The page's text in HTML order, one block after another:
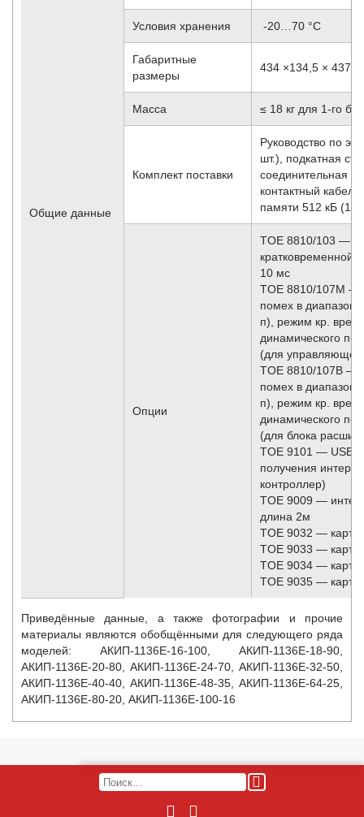
Общие данные
Условия хранения -20…70 °С
Габаритные
размеры
434 ×134,5 × 437
Масса ≤ 18 кг для 1-го
Комплект поставки
Руководство по
шт.), подкатная
соединительная
контактный
памяти 512 кБ (1
Опции
TOE 8810/103 —
кратковременной
10 мс
TOE 8810/107M —
помех в
п), режим кр. врем.
динамического
(для
TOE 8810/107B —
помех в
п), режим кр. врем.
динамического
(для блока
TOE 9101 — USB-
получения
контроллер)
TOE 9009 —
длина 2м
TOE 9032 — карта
TOE 9033 — карта
TOE 9034 —
TOE 9035 —
Приведённые данные, а также фотографии и прочие
материалы являются обобщёнными для следующего ряда
моделей: АКИП-1136E-16-100, АКИП-1136E-18-90,
АКИП-1136E-20-80, АКИП-1136E-24-70, АКИП-1136E-32-50,
АКИП-1136E-40-40, АКИП-1136E-48-35, АКИП-1136E-64-25,
АКИП-1136E-80-20, АКИП-1136E-100-16